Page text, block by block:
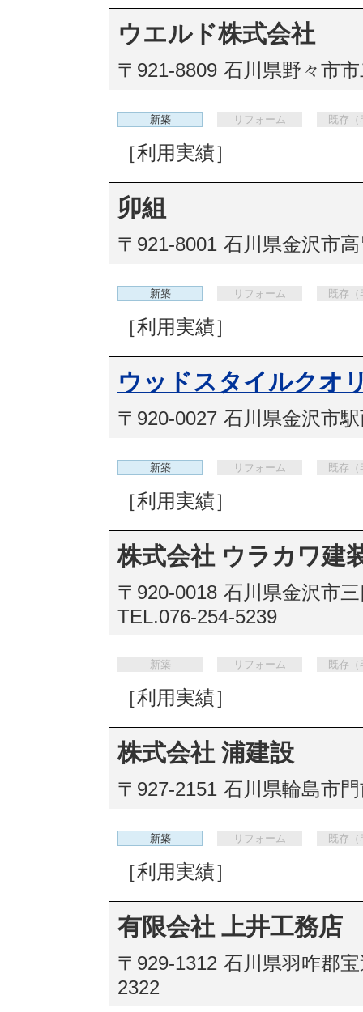
ウエルド株式会社
〒921-8809 石川県野々市
新築 リフォーム 既存（
［利用実績］
卯組
〒921-8001 石川県金沢市
新築 リフォーム 既存（
［利用実績］
ウッドスタイルクオ
〒920-0027 石川県金沢市
新築 リフォーム 既存（
［利用実績］
株式会社 ウラカワ建
〒920-0018 石川県金沢市
TEL.076-254-5239
新築 リフォーム 既存（
［利用実績］
株式会社 浦建設
〒927-2151 石川県輪島市
新築 リフォーム 既存（
［利用実績］
有限会社 上井工務店
〒929-1312 石川県羽咋郡
2322